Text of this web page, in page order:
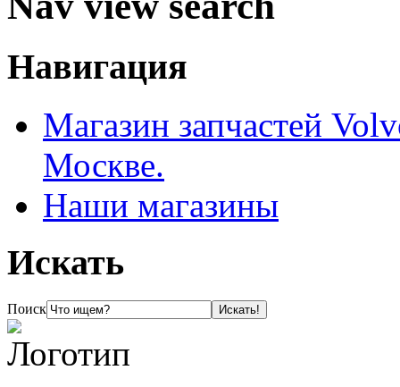
Навигация
Магазин запчастей
Москве.
Наши магазины
Искать
Поиск